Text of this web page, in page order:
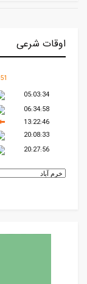
اوقات شرعی
51
05:03:34
06:34:58
13:22:46
20:08:33
20:27:56